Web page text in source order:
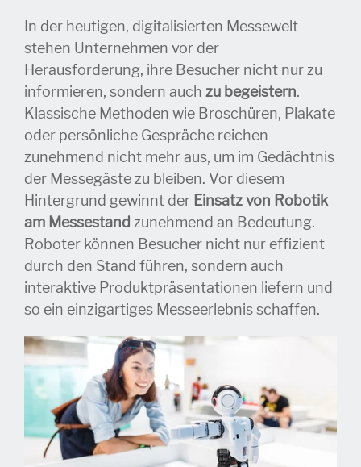
In der heutigen, digitalisierten Messewelt
stehen Unternehmen vor der
Herausforderung, ihre Besucher nicht nur zu
informieren, sondern auch zu begeistern.
Klassische Methoden wie Broschüren, Plakate
oder persönliche Gespräche reichen
zunehmend nicht mehr aus, um im Gedächtnis
der Messegäste zu bleiben. Vor diesem
Hintergrund gewinnt der Einsatz von Robotik
am Messestand zunehmend an Bedeutung.
Roboter können Besucher nicht nur effizient
durch den Stand führen, sondern auch
interaktive Produktpräsentationen liefern und
so ein einzigartiges Messeerlebnis schaffen.